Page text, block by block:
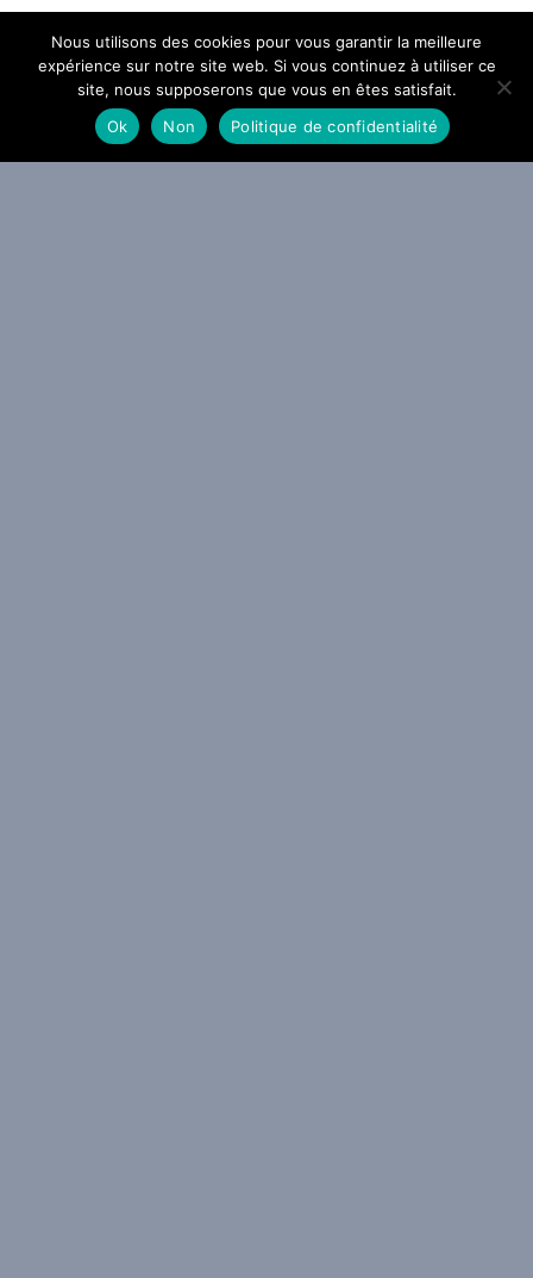
Nous utilisons des cookies pour vous garantir la meilleure
expérience sur notre site web. Si vous continuez à utiliser ce
site, nous supposerons que vous en êtes satisfait.
Ok
Non Politique de confidentialité